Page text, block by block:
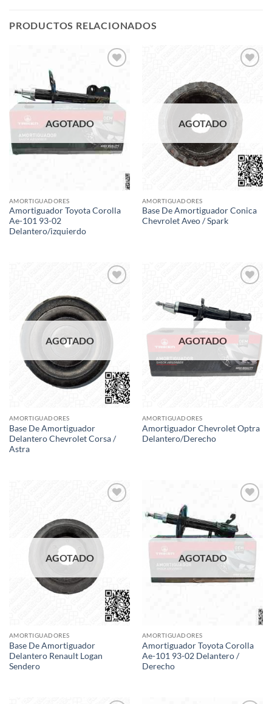
PRODUCTOS RELACIONADOS
wishlist
AGOTADO
AMORTIGUADORES
Amortiguador Toyota Corolla
Ae-101 93-02
Delantero/izquierdo
AGOTADO
AMORTIGUADORES
Base De Amortiguador Conica
Chevrolet Aveo / Spark
AGOTADO
AMORTIGUADORES
Base De Amortiguador
Delantero Chevrolet Corsa /
Astra
AGOTADO
AMORTIGUADORES
Amortiguador Chevrolet Optra
Delantero/Derecho
AGOTADO
AMORTIGUADORES
Base De Amortiguador
Delantero Renault Logan
Sendero
wishlist
AGOTADO
AMORTIGUADORES
Amortiguador Toyota Corolla
Ae-101 93-02 Delantero /
Derecho